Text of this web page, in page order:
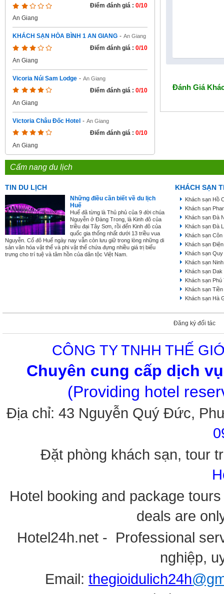
Điểm đánh giá : 0/10
An Giang
KHÁCH SẠN HÒA BÌNH 1 AN GIANG - An Giang
Điểm đánh giá : 0/10
An Giang
Vicoria Núi Sam Lodge - An Giang
Điểm đánh giá : 0/10
An Giang
Victoria Châu Đốc Hotel - An Giang
Điểm đánh giá : 0/10
An Giang
Đánh Giá
Cẩm nang du lịch
TIN DU LỊCH
Những điều cần biết về du lịch
Huế
Huế đã từng là Thủ phủ của 9 đời chúa
Nguyễn ở Đàng Trong, là Kinh đô của
triều đại Tây Sơn, rồi đến Kinh đô của
quốc gia thống nhất dưới 13 triều vua
Nguyễn. Cố đô Huế ngày nay vẫn còn lưu giữ trong lòng những di
sản văn hóa vật thể và phi vật thể chứa đựng nhiều giá trị biểu
trưng cho trí tuệ và tâm hồn của dân tộc Việt Nam.
KHÁCH SẠN
Khách sạn Hồ
Khách sạn
Khách sạn Đà
Khách sạn Đà
Khách sạn
Khách sạn
Khách sạn
Khách sạn
Khách sạn Dak
Khách sạn Phú
Khách sạn
Khách sạn Hà
Đăng ký đối tác
CÔNG TY TNHH THẾ
Chuyên cung cấp dịch
(Providing hotel
Địa chỉ: 43 Nguyễn Quý Đức,
Đặt phòng khách sạn, tour
Hotel booking and package
deals are
Hotel24h.net - Professional
nghiệp,
Email: thegioidulich24h